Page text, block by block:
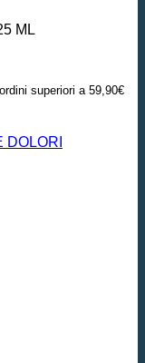
ML
superiori a 59,90€
DOLORI